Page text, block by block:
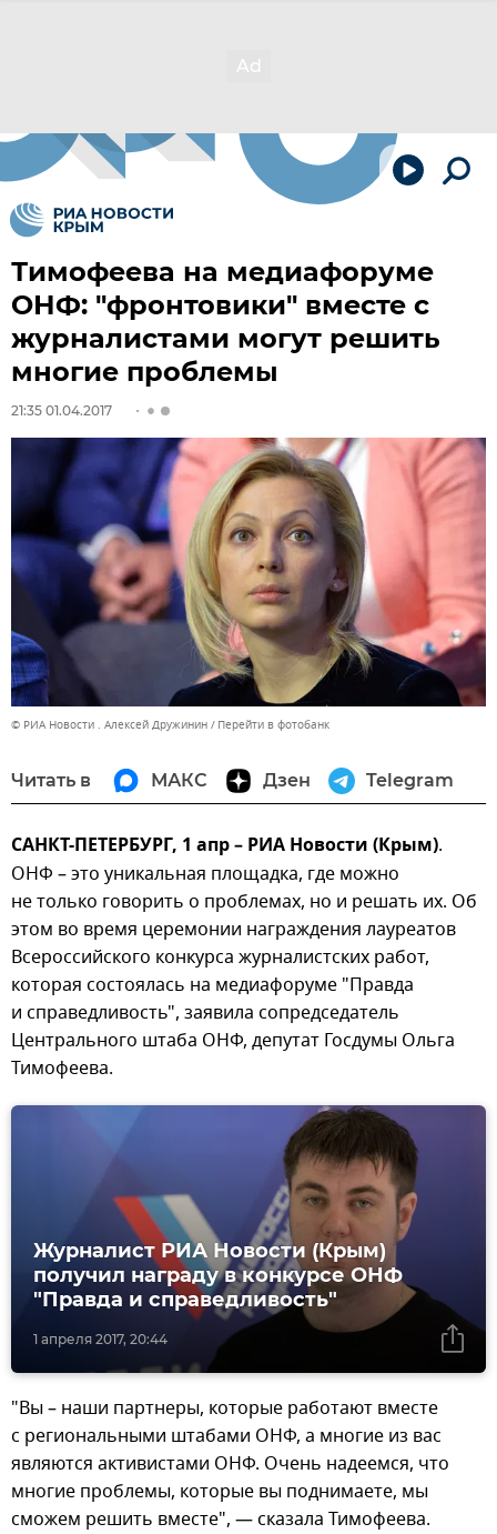
Тимофеева на медиафоруме
ОНФ: "фронтовики" вместе с
журналистами могут решить
многие проблемы
21:35 01.04.2017
© РИА Новости . Алексей Дружинин Перейти в фотобанк
Читать в МАКС Дзен Telegram
САНКТ-ПЕТЕРБУРГ, 1 апр – РИА Новости (Крым).
ОНФ – это уникальная площадка, где можно
не только говорить о проблемах, но и решать их. Об
этом во время церемонии награждения лауреатов
Всероссийского конкурса журналистских работ,
которая состоялась на медиафоруме "Правда
и справедливость", заявила сопредседатель
Центрального штаба ОНФ, депутат Госдумы Ольга
Тимофеева.
1 апреля 2017, 20:44
Журналист РИА Новости (Крым)
получил награду в конкурсе ОНФ
"Правда и справедливость"
"Вы – наши партнеры, которые работают вместе
с региональными штабами ОНФ, а многие из вас
являются активистами ОНФ. Очень надеемся, что
многие проблемы, которые вы поднимаете, мы
сможем решить вместе", — сказала Тимофеева.